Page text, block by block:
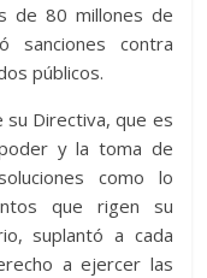
de 80 millones de
sanciones contra
públicos.
Directiva, que es
y la toma de
como lo
que rigen su
suplantó a cada
a ejercer las